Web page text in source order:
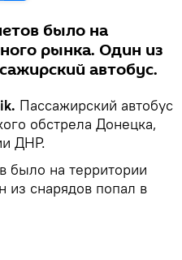
было на
рынка. Один из
автобус.
Пассажирский автобус
обстрела Донецка,
ДНР.
было на территории
из снарядов попал в